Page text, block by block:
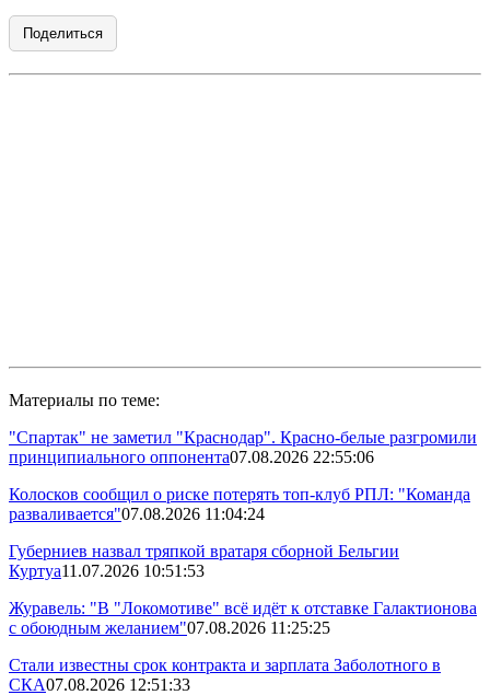
Поделиться
Материалы по теме:
"Спартак" не заметил "Краснодар". Красно-белые разгромили
принципиального оппонента07.08.2026 22:55:06
Колосков сообщил о риске потерять топ-клуб РПЛ: "Команда
разваливается"07.08.2026 11:04:24
Губерниев назвал тряпкой вратаря сборной Бельгии
Куртуа11.07.2026 10:51:53
Журавель: "В "Локомотиве" всё идёт к отставке Галактионова
с обоюдным желанием"07.08.2026 11:25:25
Стали известны срок контракта и зарплата Заболотного в
СКА07.08.2026 12:51:33